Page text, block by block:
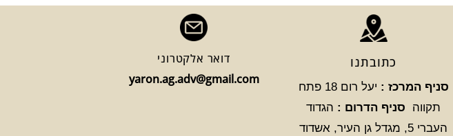
כתובתנו
סניף המרכז :
יעל רום 18 פתח
תקווה
סניף הדרום : הגדוד
העברי 5, מגדל גן העיר, אשדוד
דואר אלקטרוני
yaron.ag.adv@gmail.com